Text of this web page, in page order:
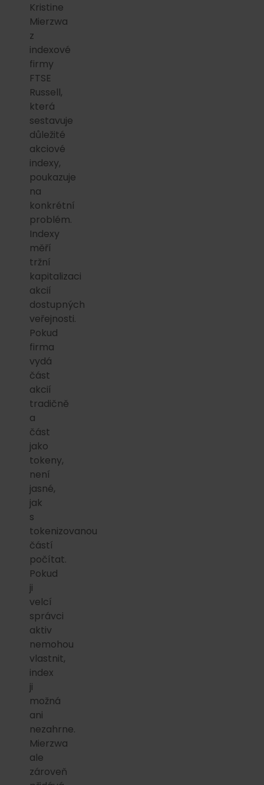
Kristine
Mierzwa
z
indexové
firmy
FTSE
Russell,
která
sestavuje
důležité
akciové
indexy,
poukazuje
na
konkrétní
problém.
Indexy
měří
tržní
kapitalizaci
akcií
dostupných
veřejnosti.
Pokud
firma
vydá
část
akcií
tradičně
a
část
jako
tokeny,
není
jasné,
jak
s
tokenizovanou
částí
počítat.
Pokud
ji
velcí
správci
aktiv
nemohou
vlastnit,
index
ji
možná
ani
nezahrne.
Mierzwa
ale
zároveň